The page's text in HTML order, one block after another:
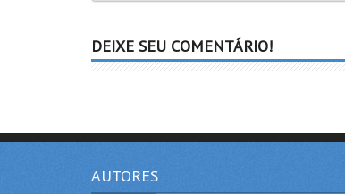
DEIXE SEU COMENTÁRIO!
AUTORES